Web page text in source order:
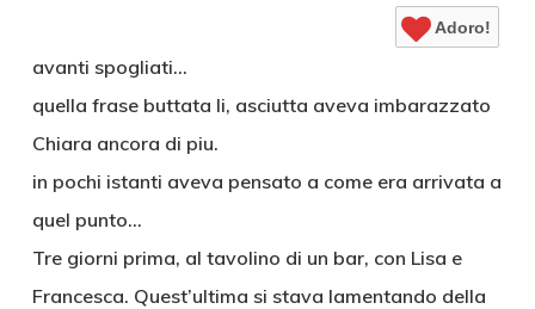
Adoro!
avanti spogliati…
quella frase buttata li, asciutta aveva imbarazzato
Chiara ancora di piu.
in pochi istanti aveva pensato a come era arrivata a
quel punto…
Tre giorni prima, al tavolino di un bar, con Lisa e
Francesca. Quest’ultima si stava lamentando della